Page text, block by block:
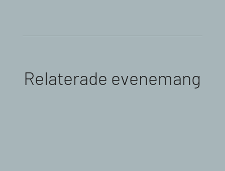
Relaterade evenemang